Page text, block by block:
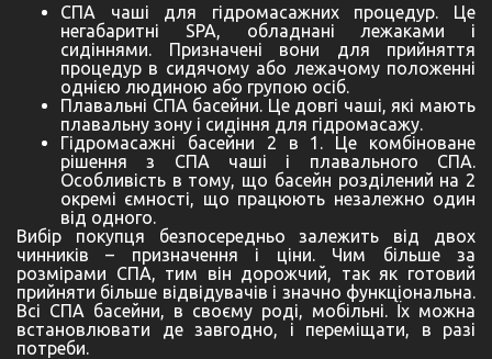
СПА чаші для гідромасажних процедур. Це
негабаритні SPA, обладнані лежаками і
сидіннями. Призначені вони для прийняття
процедур в сидячому або лежачому положенні
однією людиною або групою осіб.
Плавальні СПА басейни. Це довгі чаші, які мають
плавальну зону і сидіння для гідромасажу.
Гідромасажні басейни 2 в 1. Це комбіноване
рішення з СПА чаші і плавального СПА.
Особливість в тому, що басейн розділений на 2
окремі ємності, що працюють незалежно один
від одного.
Вибір покупця безпосередньо залежить від двох
чинників – призначення і ціни. Чим більше за
розмірами СПА, тим він дорожчий, так як готовий
прийняти більше відвідувачів і значно функціональна.
Всі СПА басейни, в своєму роді, мобільні. Їх можна
встановлювати де завгодно, і переміщати, в разі
потреби.